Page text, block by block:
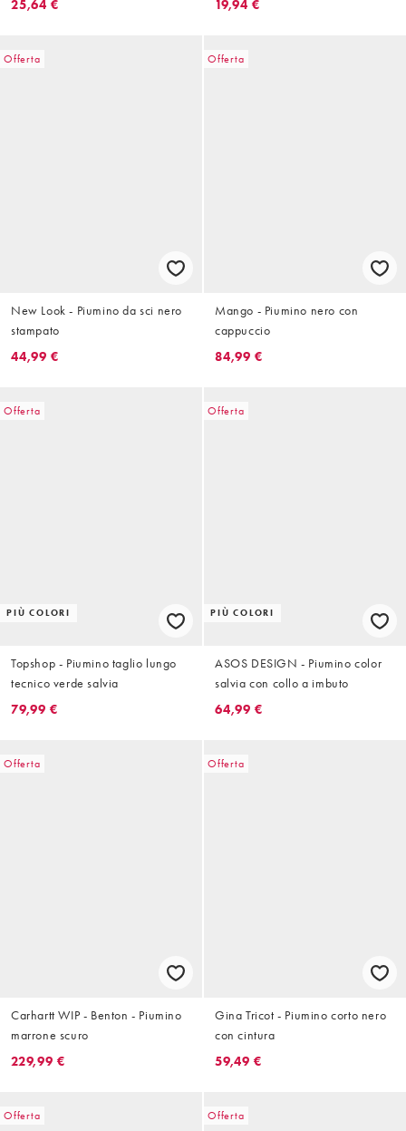
25,64 € 19,94 €
Offerta
New Look - Piumino da sci nero
stampato
44,99 €
Offerta
Mango - Piumino nero con
cappuccio
84,99 €
Offerta
PIÙ COLORI
Topshop - Piumino taglio lungo
tecnico verde salvia
79,99 €
Offerta
PIÙ COLORI
ASOS DESIGN - Piumino color
salvia con collo a imbuto
64,99 €
Offerta
Carhartt WIP - Benton - Piumino
marrone scuro
229,99 €
Offerta
Gina Tricot - Piumino corto nero
con cintura
59,49 €
Offerta Offerta